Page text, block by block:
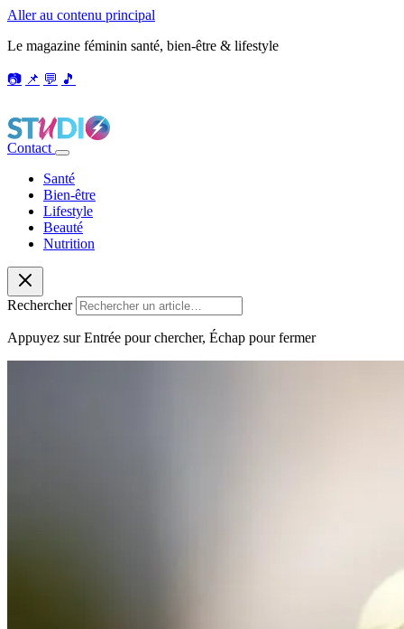
Aller au contenu principal
Le magazine féminin santé, bien-être & lifestyle
📷 📌 💬 🎵
Contact
Santé
Bien-être
Lifestyle
Beauté
Nutrition
Rechercher
Appuyez sur Entrée pour chercher, Échap pour fermer